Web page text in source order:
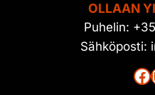
OLLAAN
Puhelin:
Sähköposti: